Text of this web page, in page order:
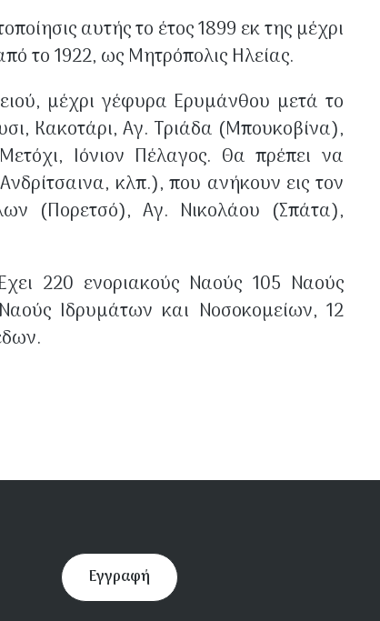
αυτής το έτος 1899 εκ της μέχρι
το 1922, ως Μητρόπολις Ηλείας.
μέχρι γέφυρα Ερυμάνθου μετά το
Κακοτάρι, Αγ. Τριάδα (Μπουκοβίνα),
Ιόνιον Πέλαγος. Θα πρέπει να
κλπ.), που ανήκουν εις τον
(Πορετσό), Αγ. Νικολάου (Σπάτα),
220 ενοριακούς Ναούς 105 Ναούς
Ιδρυμάτων και Νοσοκομείων, 12
Εγγραφή